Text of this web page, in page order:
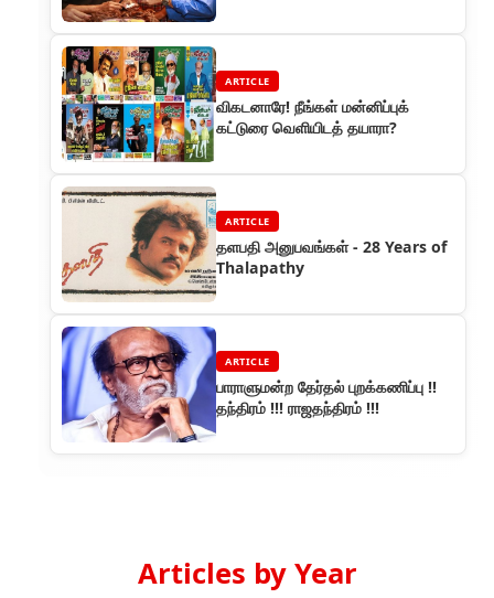
ARTICLE
விகடனாரே! நீங்கள் மன்னிப்புக்
கட்டுரை வெளியிடத் தயாரா?
ARTICLE
தளபதி அனுபவங்கள் - 28 Years of
Thalapathy
ARTICLE
பாராளுமன்ற தேர்தல் புறக்கணிப்பு !!
தந்திரம் !!! ராஜதந்திரம் !!!
Articles by Year